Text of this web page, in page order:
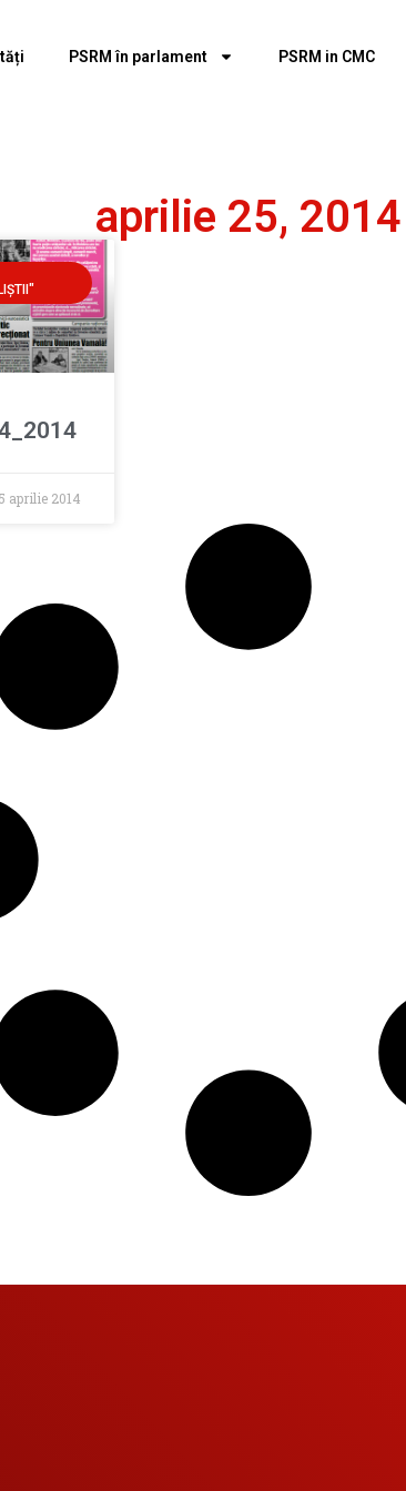
PSRM în parlament PSRM in CMC
aprilie 25, 2014
aprilie 2014